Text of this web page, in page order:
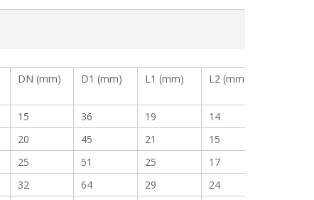
DN (mm) D1 (mm) L1 (mm) L2 (mm)
15 36 19
14
20 45 21
15
25 51 25
17
32 64 29
24